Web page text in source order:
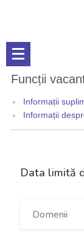
Funcții
Informații
Informații